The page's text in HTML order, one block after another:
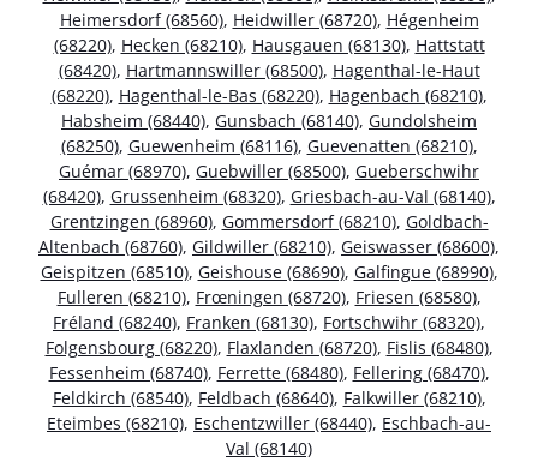
Heimersdorf (68560), Heidwiller (68720), Hégenheim
(68220), Hecken (68210), Hausgauen (68130), Hattstatt
(68420), Hartmannswiller (68500), Hagenthal-le-Haut
(68220), Hagenthal-le-Bas (68220), Hagenbach (68210),
Habsheim (68440), Gunsbach (68140), Gundolsheim
(68250), Guewenheim (68116), Guevenatten (68210),
Guémar (68970), Guebwiller (68500), Gueberschwihr
(68420), Grussenheim (68320), Griesbach-au-Val (68140),
Grentzingen (68960), Gommersdorf (68210), Goldbach-
Altenbach (68760), Gildwiller (68210), Geiswasser (68600),
Geispitzen (68510), Geishouse (68690), Galfingue (68990),
Fulleren (68210), Frœningen (68720), Friesen (68580),
Fréland (68240), Franken (68130), Fortschwihr (68320),
Folgensbourg (68220), Flaxlanden (68720), Fislis (68480),
Fessenheim (68740), Ferrette (68480), Fellering (68470),
Feldkirch (68540), Feldbach (68640), Falkwiller (68210),
Eteimbes (68210), Eschentzwiller (68440), Eschbach-au-
Val (68140)